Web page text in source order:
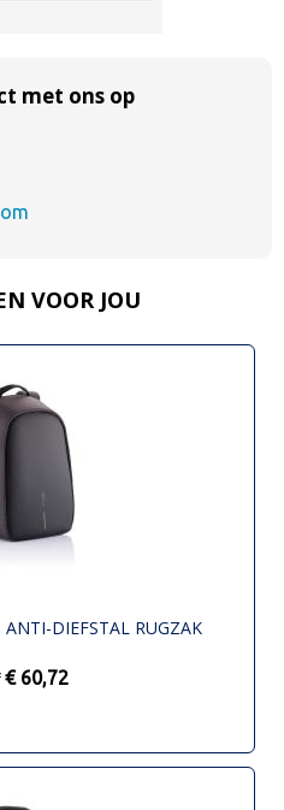
met ons op
VOOR JOU
DIEFSTAL RUGZAK
€ 60,72